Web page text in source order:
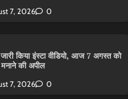
7, 2026 0
किया इंस्टा वीडियो, आज 7 अगस्त को
मनाने की अपील
7, 2026 0